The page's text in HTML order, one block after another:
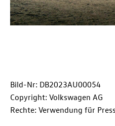
Bild-Nr: DB2023AU00054
Copyright: Volkswagen AG
Rechte: Verwendung für